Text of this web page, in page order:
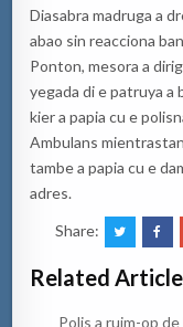
Diasabra madruga a
abao sin reacciona
Ponton, mesora a
yegada di e patruya a
kier a papia cu e
Ambulans
tambe a papia cu e
adres.
Share:
Related
Polis a ruim-op